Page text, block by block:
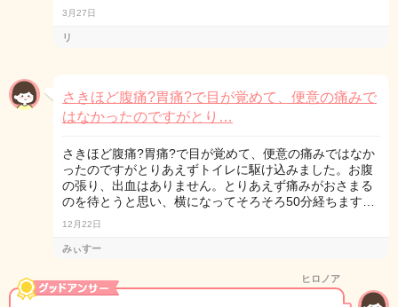
3月27日
リ
さきほど腹痛?胃痛?で目が覚めて、便意の痛みで
はなかったのですがとり…
さきほど腹痛?胃痛?で目が覚めて、便意の痛みではなか
ったのですがとりあえずトイレに駆け込みました。お腹
の張り、出血はありません。とりあえず痛みがおさまる
のを待とうと思い、横になってそろそろ50分経ちます…
12月22日
みぃすー
ヒロノア